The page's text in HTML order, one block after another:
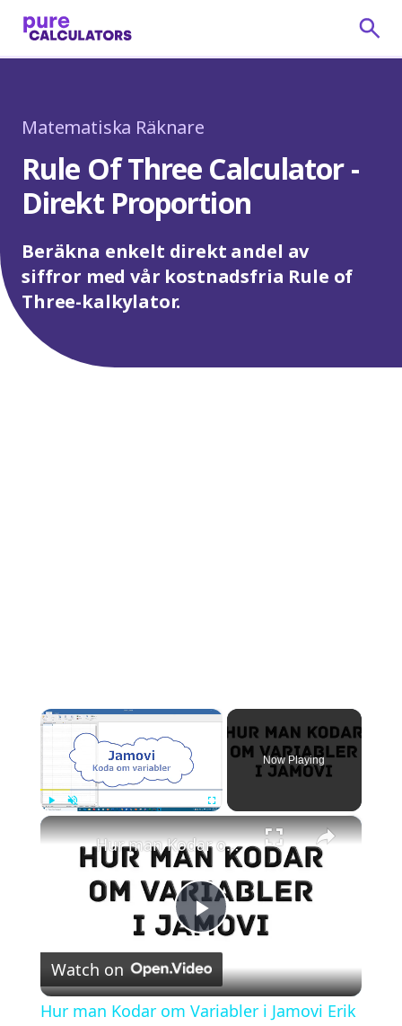
Matematiska Räknare
Rule Of Three Calculator -
Direkt Proportion
Beräkna enkelt direkt andel av
siffror med vår kostnadsfria Rule of
Three-kalkylator.
×
Now Playing
×
P
l
Hur man Kodar om Variabler i Jamovi Erik Marsja
Watch on
Hur man Kodar om Variabler i Jamovi Erik